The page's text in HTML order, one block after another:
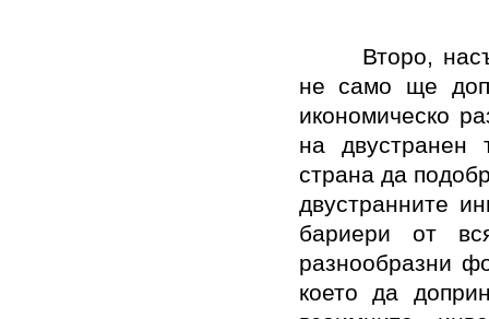
Второ,
не само ще
икономическо
на двустранен
страна да
двустранните
бариери от
разнообразни
което да